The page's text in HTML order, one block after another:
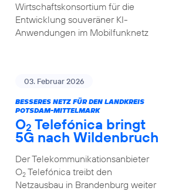
Wirtschaftskonsortium für die
Entwicklung souveräner KI-
Anwendungen im Mobilfunknetz
03. Februar 2026
BESSERES NETZ FÜR DEN LANDKREIS
POTSDAM-MITTELMARK
O2 Telefónica bringt
5G nach Wildenbruch
Der Telekommunikationsanbieter
O2Telefónica treibt den
Netzausbau in Brandenburg weiter